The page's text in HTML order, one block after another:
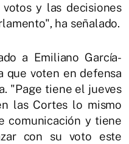
y las decisiones
ha señalado.
a Emiliano García-
que voten en defensa
"Page tiene el jueves
las Cortes lo mismo
comunicación y tiene
con su voto este